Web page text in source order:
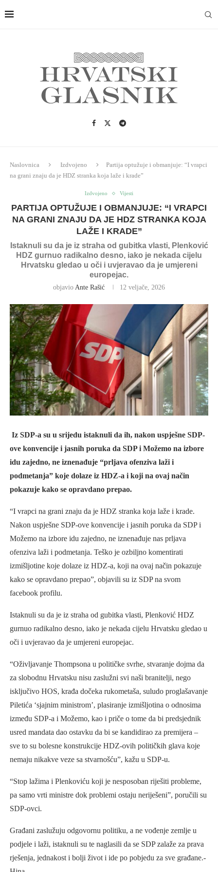
Naslovnica Izdvojeno
Partija optužuje i obmanjuje: “I vrapci
na grani znaju da je HDZ stranka koja laže i krade”
Izdvojeno Vijesti
PARTIJA OPTUŽUJE I OBMANJUJE: “I VRAPCI
NA GRANI ZNAJU DA JE HDZ STRANKA KOJA
LAŽE I KRADE”
Istaknuli su da je iz straha od gubitka vlasti, Plenković
HDZ gurnuo radikalno desno, iako je nekada cijelu
Hrvatsku gledao u oči i uvjeravao da je umjereni
europejac.
objavio Ante Rašić 12 veljače, 2026
Iz SDP-a su u srijedu istaknuli da ih, nakon uspješne SDP-
ove konvencije i jasnih poruka da SDP i Možemo na izbore
idu zajedno, ne iznenađuje “prljava ofenziva laži i
podmetanja” koje dolaze iz HDZ-a i koji na ovaj način
pokazuje kako se opravdano prepao.
“I vrapci na grani znaju da je HDZ stranka koja laže i krade.
Nakon uspješne SDP-ove konvencije i jasnih poruka da SDP i
Možemo na izbore idu zajedno, ne iznenađuje nas prljava
ofenziva laži i podmetanja. Teško je ozbiljno komentirati
izmišljotine koje dolaze iz HDZ-a, koji na ovaj način pokazuje
kako se opravdano prepao”, objavili su iz SDP na svom
facebook profilu.
Istaknuli su da je iz straha od gubitka vlasti, Plenković HDZ
gurnuo radikalno desno, iako je nekada cijelu Hrvatsku gledao u
oči i uvjeravao da je umjereni europejac.
“Oživljavanje Thompsona u političke svrhe, stvaranje dojma da
za slobodnu Hrvatsku nisu zaslužni svi naši branitelji, nego
isključivo HOS, krađa dočeka rukometaša, suludo proglašavanje
Piletića ‘sjajnim ministrom’, plasiranje izmišljotina o odnosima
između SDP-a i Možemo, kao i priče o tome da bi predsjednik
usred mandata dao ostavku da bi se kandidirao za premijera –
sve to su bolesne konstrukcije HDZ-ovih političkih glava koje
nemaju nikakve veze sa stvarnošću”, kažu u SDP-u.
“Stop lažima i Plenkoviću koji je nesposoban riješiti probleme,
pa samo vrti ministre dok problemi ostaju neriješeni”, poručili su
SDP-ovci.
Građani zaslužuju odgovornu politiku, a ne vođenje zemlje u
podjele i laži, istaknuli su te naglasili da se SDP zalaže za prava
rješenja, jednakost i bolji život i ide po pobjedu za sve građane.-